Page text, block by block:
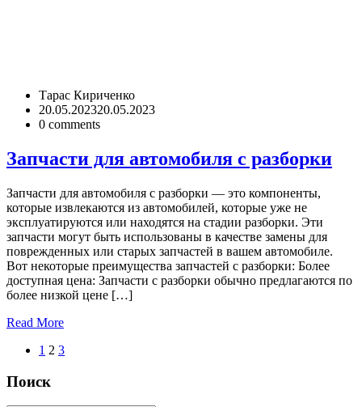
Тарас Кириченко
20.05.202320.05.2023
0 comments
Запчасти для автомобиля с разборки
Запчасти для автомобиля с разборки — это компоненты,
которые извлекаются из автомобилей, которые уже не
эксплуатируются или находятся на стадии разборки. Эти
запчасти могут быть использованы в качестве замены для
поврежденных или старых запчастей в вашем автомобиле.
Вот некоторые преимущества запчастей с разборки: Более
доступная цена: Запчасти с разборки обычно предлагаются по
более низкой цене […]
Read More
1 2 3
Поиск